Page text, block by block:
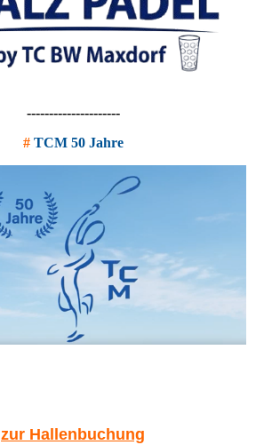
---------------------
# TCM 50 Jahre
zur Hallenbuchung